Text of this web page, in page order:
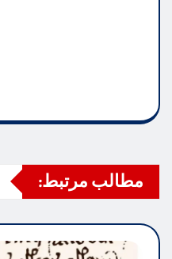
مطالب مرتبط: